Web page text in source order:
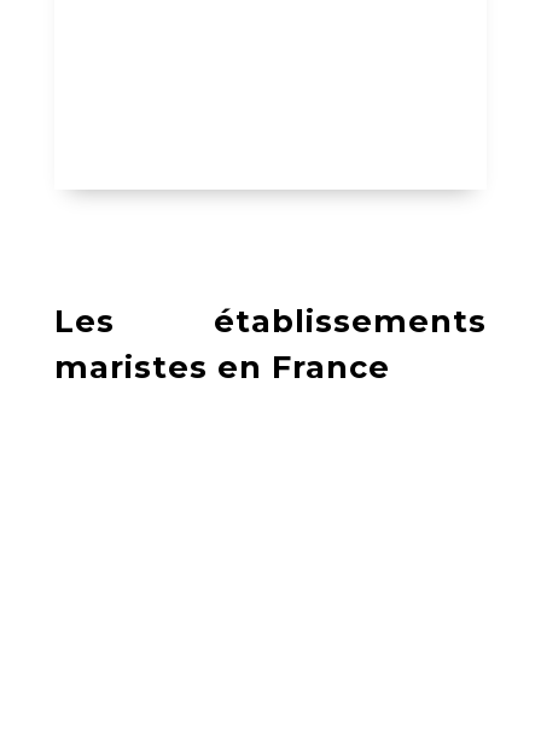
Les établissements
maristes en France